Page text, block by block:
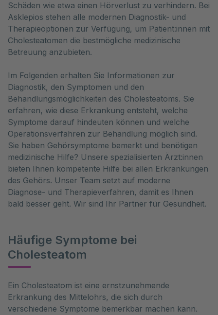
Schäden wie etwa einen Hörverlust zu verhindern. Bei
Asklepios stehen alle modernen Diagnostik- und
Therapieoptionen zur Verfügung, um Patient:innen mit
Cholesteatomen die bestmögliche medizinische
Betreuung anzubieten.
Im Folgenden erhalten Sie Informationen zur
Diagnostik, den Symptomen und den
Behandlungsmöglichkeiten des Cholesteatoms. Sie
erfahren, wie diese Erkrankung entsteht, welche
Symptome darauf hindeuten können und welche
Operationsverfahren zur Behandlung möglich sind.
Sie haben Gehörsymptome bemerkt und benötigen
medizinische Hilfe? Unsere spezialisierten Ärzt:innen
bieten Ihnen kompetente Hilfe bei allen Erkrankungen
des Gehörs. Unser Team setzt auf moderne
Diagnose- und Therapieverfahren, damit es Ihnen
bald besser geht. Wir sind Ihr Partner für Gesundheit.
Häufige Symptome bei
Cholesteatom
Ein Cholesteatom ist eine ernstzunehmende
Erkrankung des Mittelohrs, die sich durch
verschiedene Symptome bemerkbar machen kann.